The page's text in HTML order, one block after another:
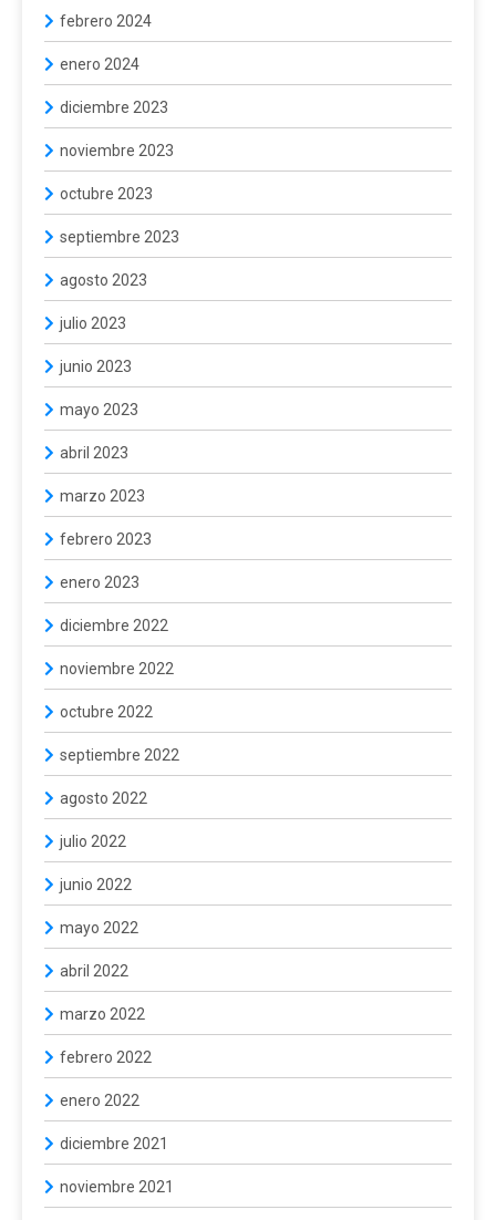
febrero 2024
enero 2024
diciembre 2023
noviembre 2023
octubre 2023
septiembre 2023
agosto 2023
julio 2023
junio 2023
mayo 2023
abril 2023
marzo 2023
febrero 2023
enero 2023
diciembre 2022
noviembre 2022
octubre 2022
septiembre 2022
agosto 2022
julio 2022
junio 2022
mayo 2022
abril 2022
marzo 2022
febrero 2022
enero 2022
diciembre 2021
noviembre 2021